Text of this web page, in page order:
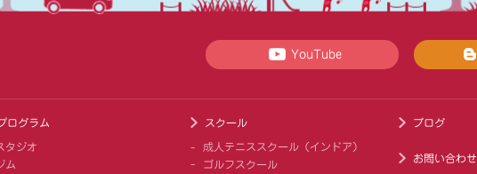
YouTube
ログラム
タジオ
ム
スクール
成人テニススクール（インドア）
ゴルフスクール
ブログ
お問い合わせ